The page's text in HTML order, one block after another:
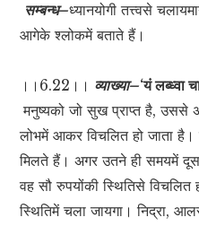
सम्बन्ध–ध्यानयोगी तत्त्वसे
आगेके श्लोकमें बताते हैं।
।।6.22।। व्याख्या–‘यं लब्ध्वा
मनुष्यको जो सुख प्राप्त है,
लोभमें आकर विचलित हो जाता
मिलते हैं। अगर उतने ही समयमें
वह सौ रुपयोंकी स्थितिसे विचलित
स्थितिमें चला जायगा। निद्रा,